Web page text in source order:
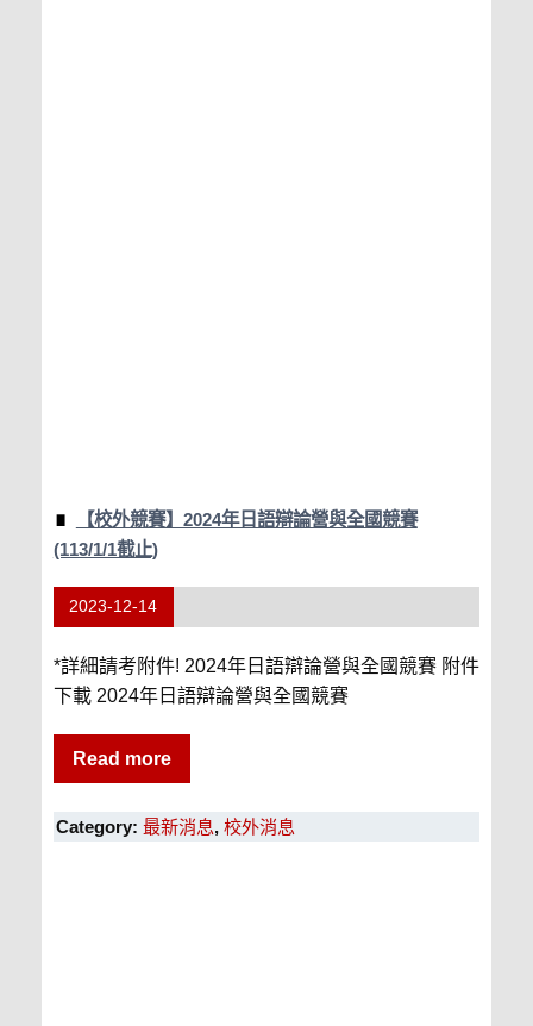
【校外競賽】2024年日語辯論營與全國競賽
(113/1/1截止)
2023-12-14
*詳細請考附件! 2024年日語辯論營與全國競賽 附件
下載 2024年日語辯論營與全國競賽
Read more
Category: 最新消息, 校外消息